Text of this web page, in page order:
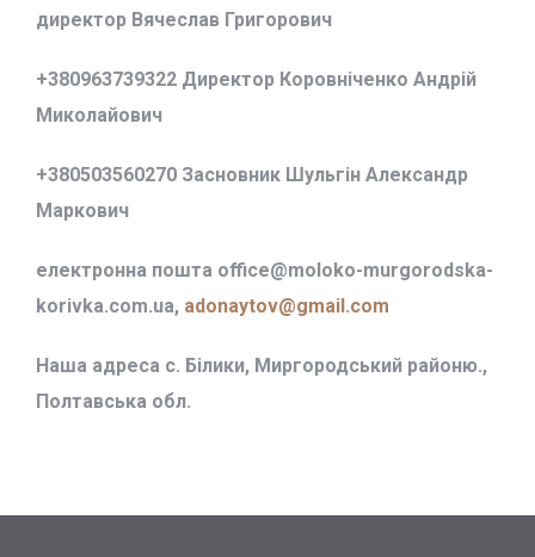
директор Вячеслав Григорович
+380963739322 Директор Коровніченко Андрій
Миколайович
+380503560270 Засновник Шульгін Александр
Маркович
електронна пошта office@moloko-murgorodska-
korivka.com.ua, adonaytov@gmail.com
Наша адреса с. Білики, Миргородський районю.,
Полтавська обл.